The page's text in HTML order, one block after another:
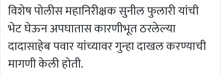
विशेष पोलीस महानिरीक्षक सुनील फुलारी यांची
भेट घेऊन अपघातास कारणीभूत ठरलेल्या
दादासाहेब पवार यांच्यावर गुन्हा दाखल करण्याची
मागणी केली होती.